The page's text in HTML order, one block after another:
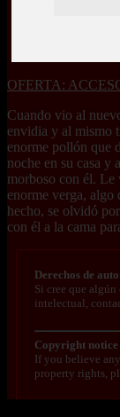
OFERTA:
Cuando vio al
envidia y al mismo
enorme pollón que
noche en su casa y
morboso con él. Le
enorme verga, algo
hecho, se olvidó
con él a la cama
Derechos de
Si cree que
intelectual,
Copyright notice
If you believe
property rights,